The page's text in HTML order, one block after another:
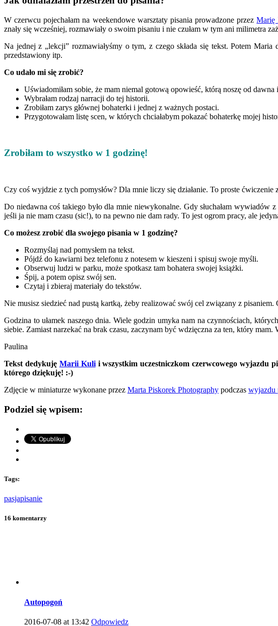
W czerwcu pojechałam na weekendowe warsztaty pisania prowadzone przezMarię
znały się wcześniej, rozmawiały o swoim pisaniu i nie czułam w tym ani milimetra
Na jednej z „lekcji” rozmawiałyśmy o tym, z czego składa się tekst. Potem
przedstawiony itp.
Co udało mi się zrobić?
Uświadomiłam sobie, że mam niemal gotową opowieść, którą noszę od
Wybrałam rodzaj narracji do tej historii.
Zrobiłam zarys głównej bohaterki i jednej z ważnych postaci.
Przygotowałam listę scen, w których chciałabym pokazać bohaterkę mojej
Zrobiłam to wszystko w 1 godzinę!
Czy coś wyjdzie z tych pomysłów? Dla mnie liczy się działanie. To proste ćwiczenie
Do niedawna coś takiego było dla mnie niewykonalne. Gdy słuchałam
jeśli ja nie mam czasu (sic!), to na pewno nie dam rady. To jest ogrom pracy, ale
Co możesz zrobić dla swojego pisania w 1 godzinę?
Rozmyślaj nad pomysłem na tekst.
Pójdź do kawiarni bez telefonu z notesem w kieszeni i spisuj swoje myśli.
Obserwuj ludzi w parku, może spotkasz tam bohatera swojej książki.
Śpij, a potem opisz swój sen.
Czytaj i zbieraj materiały do tekstów.
Nie musisz siedzieć nad pustą kartką, żeby realizować swój cel związany z
Godzina to ułamek naszego dnia. Wiele godzin umyka nam na czynnościach,
siebie. Zamiast narzekać na brak czasu, zaczynam być wdzięczna za ten, który mam.
Paulina
Tekst dedykuję Marii Kulii wszystkim uczestniczkom czerwcowego wyjazdu
którego dziękuję! :-)
Zdjęcie w miniaturze wykonane przez Marta Piskorek Photography podczas wyjazdu
Podziel się wpisem:
Tags:
pasjapisanie
16 komentarzy
Autopogoń
2016-07-08 at 13:42 Odpowiedz